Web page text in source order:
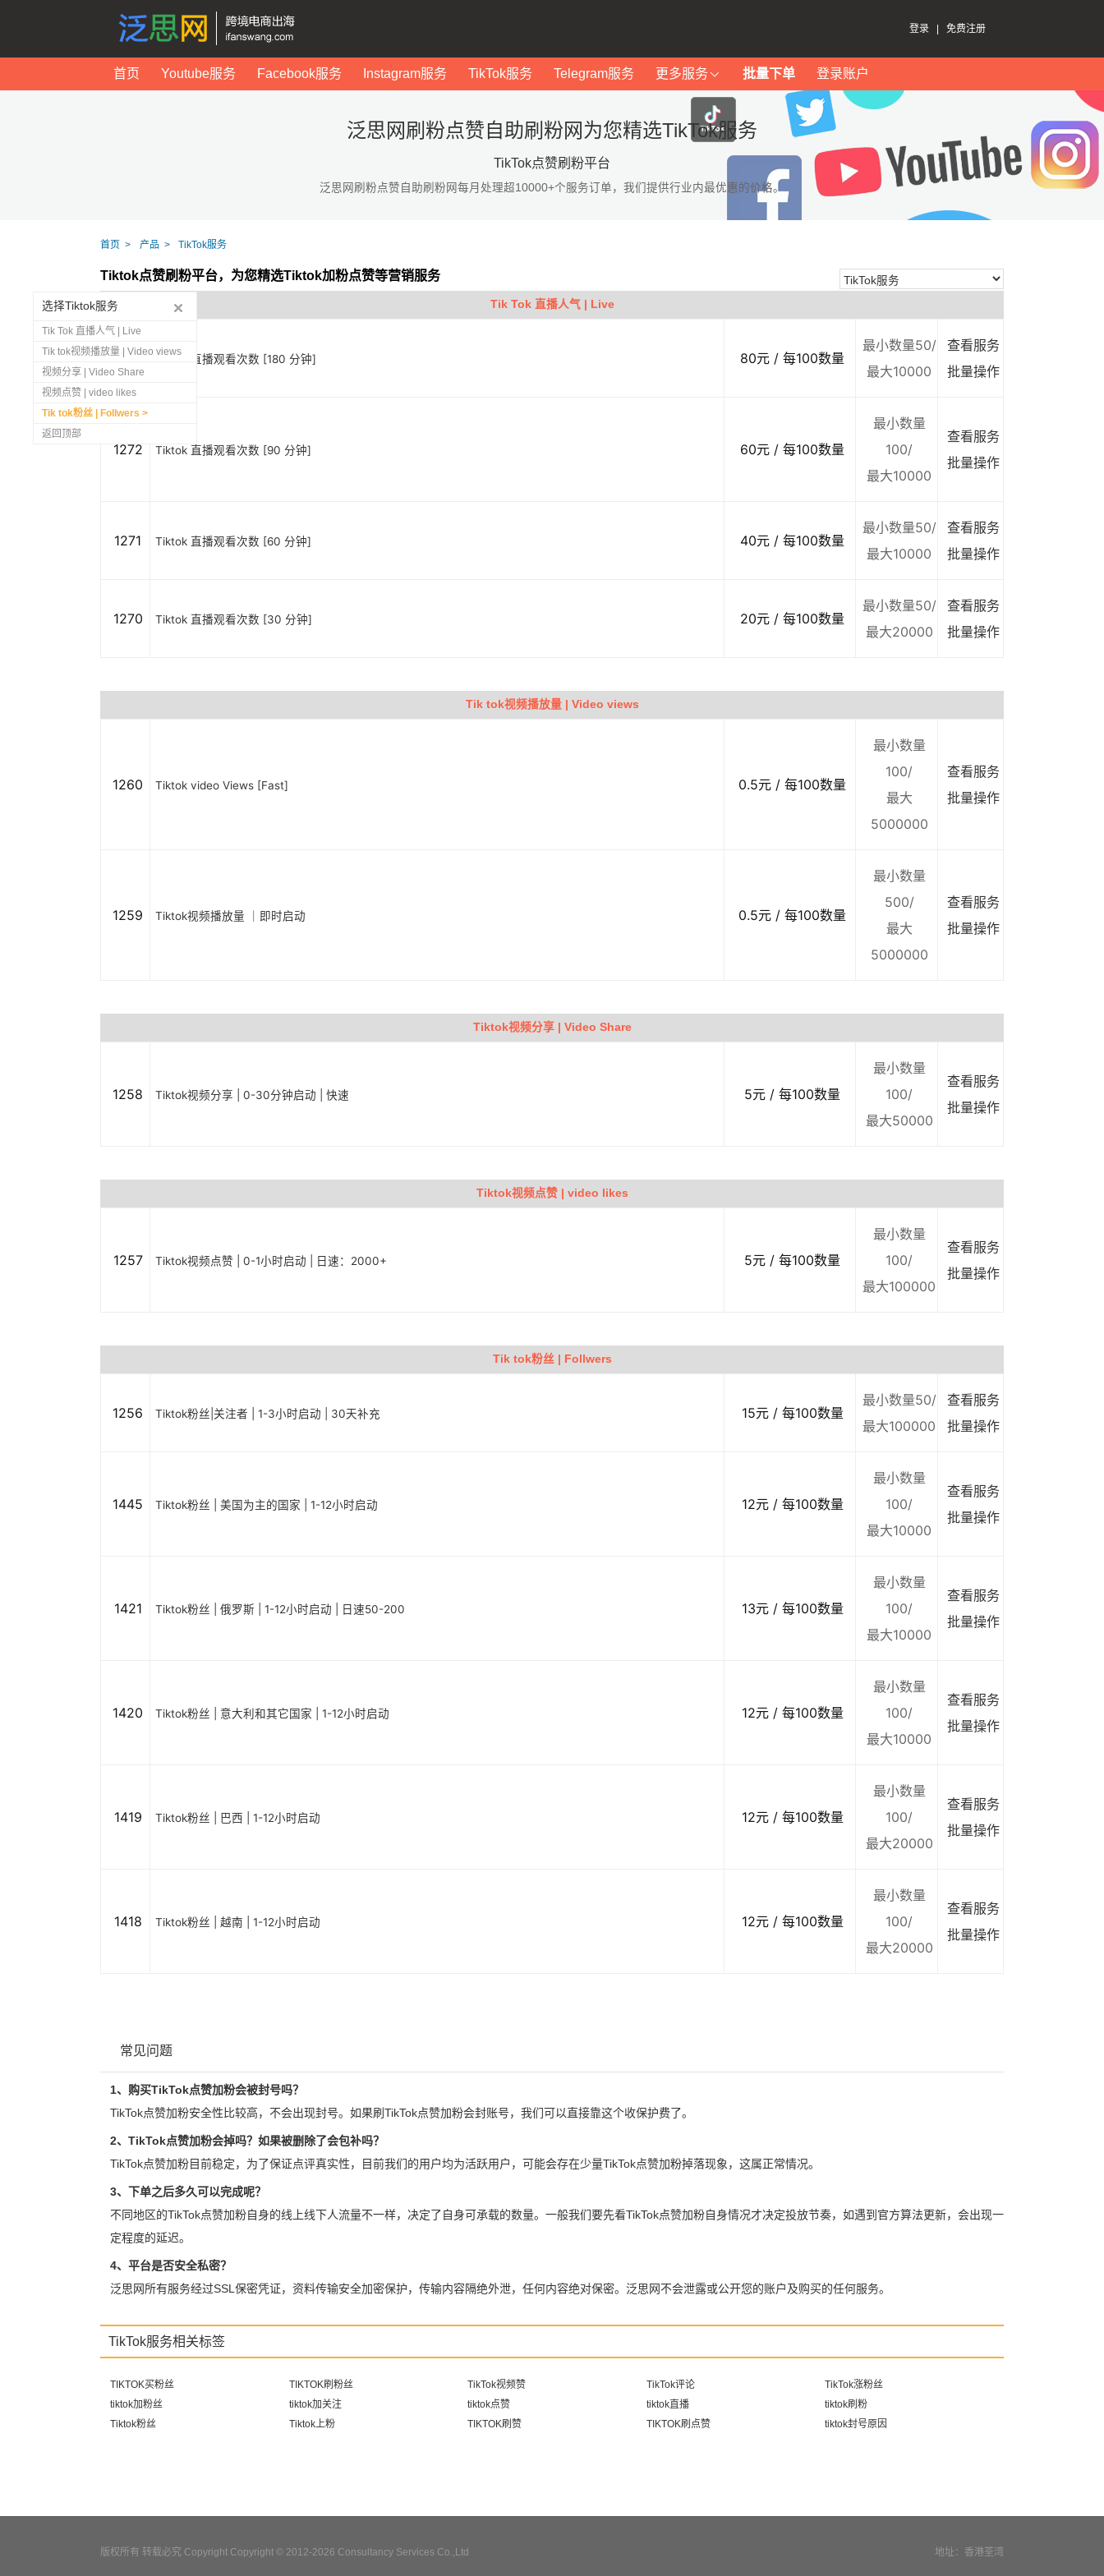
登录 免费注册
首页 Youtube服务 Facebook服务 Instagram服务 TikTok服务 Telegram服务 更多服务 批量下单 登录账户
泛思网刷粉点赞自助刷粉网为您精选TikTok服务
TikTok点赞刷粉平台
泛思网刷粉点赞自助刷粉网每月处理超10000+个服务订单，我们提供行业内最优惠的价格。
首页 产品 TikTok服务
Tiktok点赞刷粉平台，为您精选Tiktok加粉点赞等营销服务
Tik Tok 直播人气 | Live
1273 Tiktok 直播观看次数 [180 分钟] 80元 / 每100数量
最小数量50/
最大10000
查看服务
批量操作
1272 Tiktok 直播观看次数 [90 分钟] 60元 / 每100数量
最小数量
100/
最大10000
查看服务
批量操作
1271 Tiktok 直播观看次数 [60 分钟] 40元 / 每100数量
最小数量50/
最大10000
查看服务
批量操作
1270 Tiktok 直播观看次数 [30 分钟] 20元 / 每100数量
最小数量50/
最大20000
查看服务
批量操作
Tik tok视频播放量 | Video views
1260 Tiktok video Views [Fast] 0.5元 / 每100数量
最小数量
100/
最大
5000000
查看服务
批量操作
1259 Tiktok视频播放量 ｜即时启动 0.5元 / 每100数量
最小数量
500/
最大
5000000
查看服务
批量操作
Tiktok视频分享 | Video Share
1258 Tiktok视频分享 | 0-30分钟启动 | 快速 5元 / 每100数量
最小数量
100/
最大50000
查看服务
批量操作
Tiktok视频点赞 | video likes
1257 Tiktok视频点赞 | 0-1小时启动 | 日速：2000+ 5元 / 每100数量
最小数量
100/
最大100000
查看服务
批量操作
Tik tok粉丝 | Follwers
1256 Tiktok粉丝|关注者 | 1-3小时启动 | 30天补充 15元 / 每100数量
最小数量50/
最大100000
查看服务
批量操作
1445 Tiktok粉丝 | 美国为主的国家 | 1-12小时启动 12元 / 每100数量
最小数量
100/
最大10000
查看服务
批量操作
1421 Tiktok粉丝 | 俄罗斯 | 1-12小时启动 | 日速50-200 13元 / 每100数量
最小数量
100/
最大10000
查看服务
批量操作
1420 Tiktok粉丝 | 意大利和其它国家 | 1-12小时启动 12元 / 每100数量
最小数量
100/
最大10000
查看服务
批量操作
1419 Tiktok粉丝 | 巴西 | 1-12小时启动 12元 / 每100数量
最小数量
100/
最大20000
查看服务
批量操作
1418 Tiktok粉丝 | 越南 | 1-12小时启动 12元 / 每100数量
最小数量
100/
最大20000
查看服务
批量操作
常见问题
1、购买TikTok点赞加粉会被封号吗？
TikTok点赞加粉安全性比较高，不会出现封号。如果刷TikTok点赞加粉会封账号，我们可以直接靠这个收保护费了。
2、TikTok点赞加粉会掉吗？如果被删除了会包补吗？
TikTok点赞加粉目前稳定，为了保证点评真实性，目前我们的用户均为活跃用户，可能会存在少量TikTok点赞加粉掉落现象，这属正常情况。
3、下单之后多久可以完成呢？
不同地区的TikTok点赞加粉自身的线上线下人流量不一样，决定了自身可承载的数量。一般我们要先看TikTok点赞加粉自身情况才决定投放节奏，如遇到官方算法更新，会出现一
定程度的延迟。
4、平台是否安全私密？
泛思网所有服务经过SSL保密凭证，资料传输安全加密保护，传输内容隔绝外泄，任何内容绝对保密。泛思网不会泄露或公开您的账户及购买的任何服务。
TikTok服务相关标签
TIKTOK买粉丝 TIKTOK刷粉丝 TikTok视频赞 TikTok评论
TikTok涨粉丝
tiktok加粉丝
tiktok加关注 tiktok点赞 tiktok直播
tiktok刷粉
Tiktok粉丝
Tiktok上粉 TIKTOK刷赞 TIKTOK刷点赞 tiktok封号原因
选择Tiktok服务
Tik Tok 直播人气 | Live
Tik tok视频播放量 | Video views
视频分享 | Video Share
视频点赞 | video likes
Tik tok粉丝 | Follwers
返回顶部
地址：香港荃湾
版权所有 转载必究 Copyright Copyright © 2012-2026 Consultancy Services Co.,Ltd